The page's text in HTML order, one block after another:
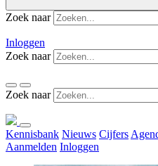
Zoek naar
Inloggen
Zoek naar
Zoek naar
Kennisbank Nieuws Cijfers
Aanmelden Inloggen